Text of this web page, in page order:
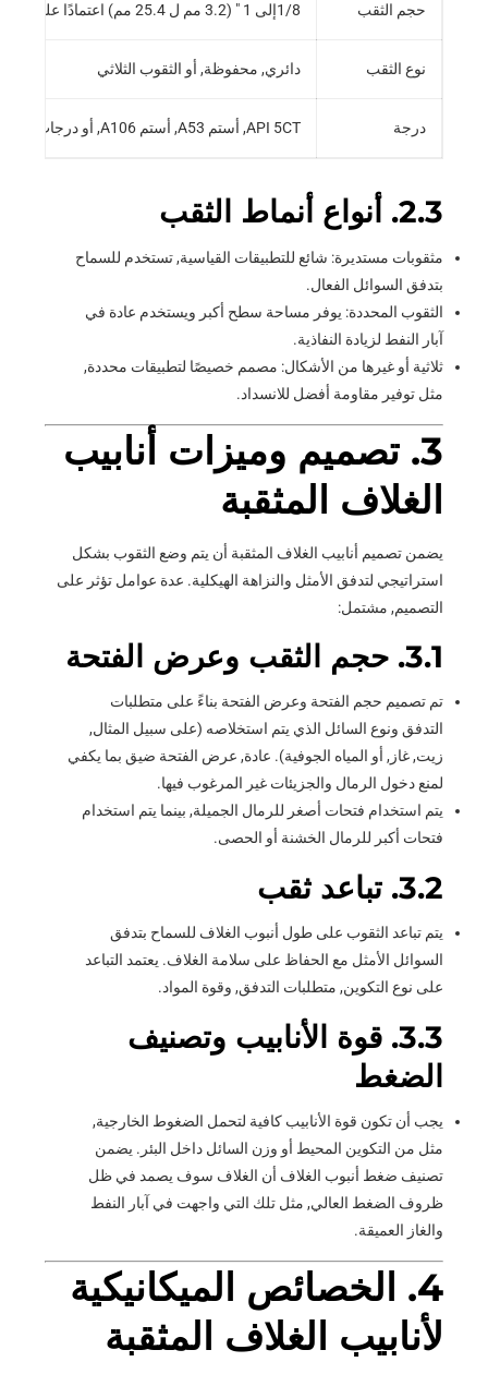
حجم الثقب 1/8إلى 1 " (3.2 مم ل 25.4 مم) اعتمادًا على حجم الرمال/الحصى
نوع الثقب دائري, محفوظة, أو الثقوب الثلاثي
درجة API 5CT, أستم A53, أستم A106, أو درجات مخصصة للتطبيقات الخاصة
2.3. أنواع أنماط الثقب
مثقوبات مستديرة: شائع للتطبيقات القياسية, تستخدم للسماح
بتدفق السوائل الفعال.
الثقوب المحددة: يوفر مساحة سطح أكبر ويستخدم عادة في
آبار النفط لزيادة النفاذية.
ثلاثية أو غيرها من الأشكال: مصمم خصيصًا لتطبيقات محددة,
مثل توفير مقاومة أفضل للانسداد.
3. تصميم وميزات أنابيب
الغلاف المثقبة
يضمن تصميم أنابيب الغلاف المثقبة أن يتم وضع الثقوب بشكل
استراتيجي لتدفق الأمثل والنزاهة الهيكلية. عدة عوامل تؤثر على
التصميم, مشتمل:
3.1. حجم الثقب وعرض الفتحة
تم تصميم حجم الفتحة وعرض الفتحة بناءً على متطلبات
التدفق ونوع السائل الذي يتم استخلاصه (على سبيل المثال,
زيت, غاز, أو المياه الجوفية). عادة, عرض الفتحة ضيق بما يكفي
لمنع دخول الرمال والجزيئات غير المرغوب فيها.
يتم استخدام فتحات أصغر للرمال الجميلة, بينما يتم استخدام
فتحات أكبر للرمال الخشنة أو الحصى.
3.2. تباعد ثقب
يتم تباعد الثقوب على طول أنبوب الغلاف للسماح بتدفق
السوائل الأمثل مع الحفاظ على سلامة الغلاف. يعتمد التباعد
على نوع التكوين, متطلبات التدفق, وقوة المواد.
3.3. قوة الأنابيب وتصنيف
الضغط
يجب أن تكون قوة الأنابيب كافية لتحمل الضغوط الخارجية,
مثل من التكوين المحيط أو وزن السائل داخل البئر. يضمن
تصنيف ضغط أنبوب الغلاف أن الغلاف سوف يصمد في ظل
ظروف الضغط العالي, مثل تلك التي واجهت في آبار النفط
والغاز العميقة.
4. الخصائص الميكانيكية
لأنابيب الغلاف المثقبة